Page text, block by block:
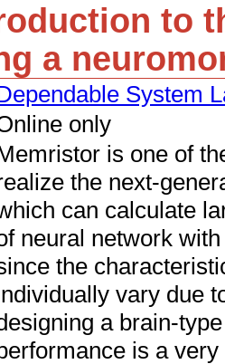
to
a
System
only
is one of
the next-
can calculate
neural network
the
vary due
a brain-
is a